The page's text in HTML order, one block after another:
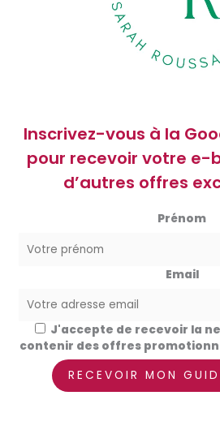
Inscrivez-vous à la
pour recevoir votre e-
d’autres offres
Prénom
Email
J'accepte de recevoir la
contenir des offres